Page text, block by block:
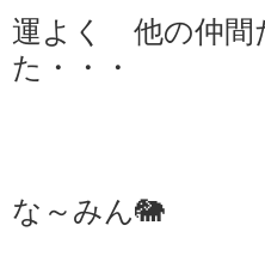
運よく 他の仲
た・・・
な～みん🐘